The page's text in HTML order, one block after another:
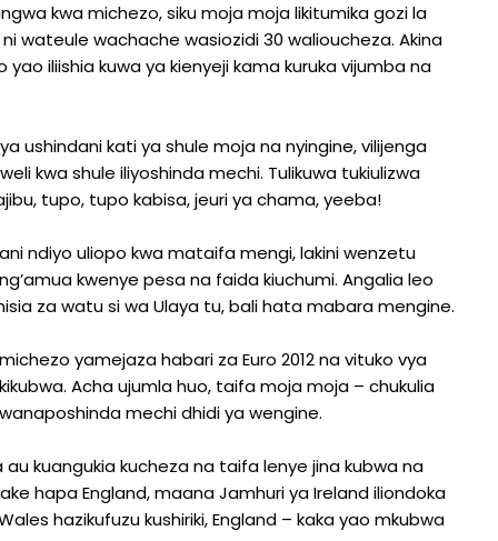
kwa michezo, siku moja moja likitumika gozi la
wateule wachache wasiozidi 30 walioucheza. Akina
iliishia kuwa ya kienyeji kama kuruka vijumba na
ushindani kati ya shule moja na nyingine, vilijenga
kwa shule iliyoshinda mechi. Tulikuwa tukiulizwa
tupo, tupo kabisa, jeuri ya chama, yeeba!
ndiyo uliopo kwa mataifa mengi, lakini wenzetu
kwenye pesa na faida kiuchumi. Angalia leo
za watu si wa Ulaya tu, bali hata mabara mengine.
yamejaza habari za Euro 2012 na vituko vya
Acha ujumla huo, taifa moja moja – chukulia
mechi dhidi ya wengine.
kuangukia kucheza na taifa lenye jina kubwa na
hapa England, maana Jamhuri ya Ireland iliondoka
hazikufuzu kushiriki, England – kaka yao mkubwa